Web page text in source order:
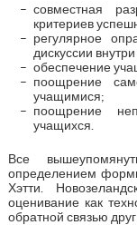
совместная
критериев
регулярное
дискуссии
обеспечение
поощрение
учащимися;
поощрение
учащихся.
Все
определением
Хэтти.
оценивание как
обратной связью